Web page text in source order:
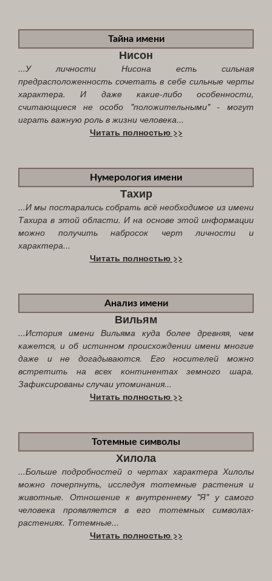
Тайна имени
Нисон
...У личности Нисона есть сильная
предрасположенность сочетать в себе сильные черты
характера. И даже какие-либо особенности,
считающиеся не особо "положительными" - могут
играть важную роль в жизни человека...
Читать полностью >>
Нумерология имени
Тахир
...И мы постарались собрать всё необходимое из имени
Тахира в этой области. И на основе этой информации
можно получить набросок черт личности и
характера...
Читать полностью >>
Анализ имени
Вильям
...История имени Вильяма куда более древняя, чем
кажется, и об истинном происхождении имени многие
даже и не догадываются. Его носителей можно
встретить на всех континентах земного шара.
Зафиксированы случаи упоминания...
Читать полностью >>
Тотемные символы
Хилола
...Больше подробностей о чертах характера Хилолы
можно почерпнуть, исследуя тотемные растения и
животные. Отношение к внутреннему "Я" у самого
человека проявляется в его тотемных символах-
растениях. Тотемные...
Читать полностью >>